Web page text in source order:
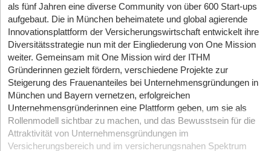
als fünf Jahren eine diverse Community von über 600 Start-ups
aufgebaut. Die in München beheimatete und global agierende
Innovationsplattform der Versicherungswirtschaft entwickelt ihre
Diversitätsstrategie nun mit der Eingliederung von One Mission
weiter. Gemeinsam mit One Mission wird der ITHM
Gründerinnen gezielt fördern, verschiedene Projekte zur
Steigerung des Frauenanteiles bei Unternehmensgründungen in
München und Bayern vernetzen, erfolgreichen
Unternehmensgründerinnen eine Plattform geben, um sie als
Rollenmodell sichtbar zu machen, und das Bewusstsein für die
Attraktivität von Unternehmensgründungen im
Versicherungsbereich und im versicherungsnahen Spektrum